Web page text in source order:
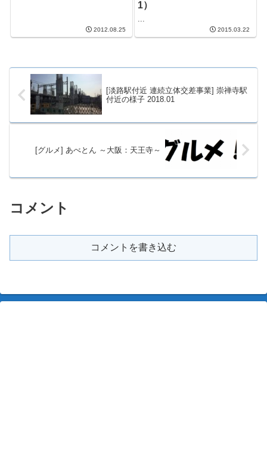
2012.08.25
1）
...
2015.03.22
[淡路駅付近 連続立体交差事業] 崇禅寺駅
付近の様子 2018.01
[グルメ] あべとん ～大阪：天王寺～
コメント
コメントを書き込む